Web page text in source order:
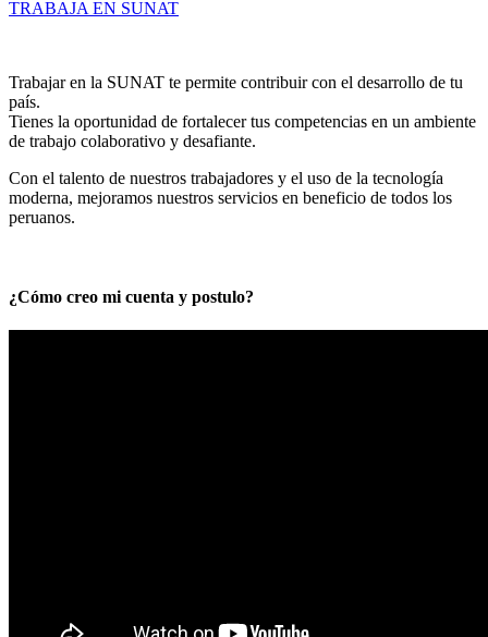
TRABAJA EN SUNAT
Trabajar en la SUNAT te permite contribuir con el desarrollo de tu
país.
Tienes la oportunidad de fortalecer tus competencias en un ambiente
de trabajo colaborativo y desafiante.
Con el talento de nuestros trabajadores y el uso de la tecnología
moderna, mejoramos nuestros servicios en beneficio de todos los
peruanos.
¿Cómo creo mi cuenta y postulo?